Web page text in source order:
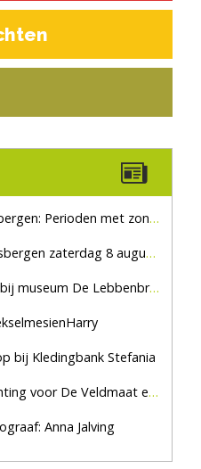
Perioden met zon en droog
8 augustus, marktplein Haaksbergen
De Lebbenbrugge
bij Kledingbank Stefania
De Veldmaat en De Pas
Anna Jalving